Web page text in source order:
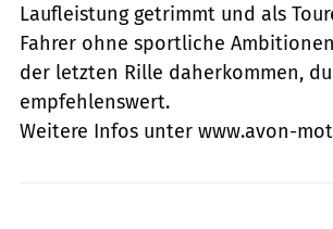
Laufleistung getrimmt und als
Fahrer ohne sportliche
der letzten Rille daherkommen,
empfehlenswert.
Weitere Infos unter www.avon-